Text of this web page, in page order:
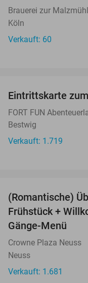
Brauerei zur
Köln
Verkauft: 60
Eintrittskarte
FORT FUN
Bestwig
Verkauft: 1.719
(Romantische)
Frühstück +
Gänge-Menü
Crowne Plaza Neuss
Neuss
Verkauft: 1.681